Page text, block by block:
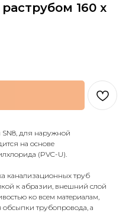
160 x
SN8, для наружной
на основе
(PVC-U).
канализационных труб
к абразии, внешний слой
ко всем материалам,
трубопровода, а